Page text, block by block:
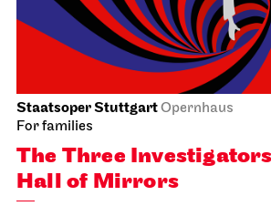
20.03.2027
19:00